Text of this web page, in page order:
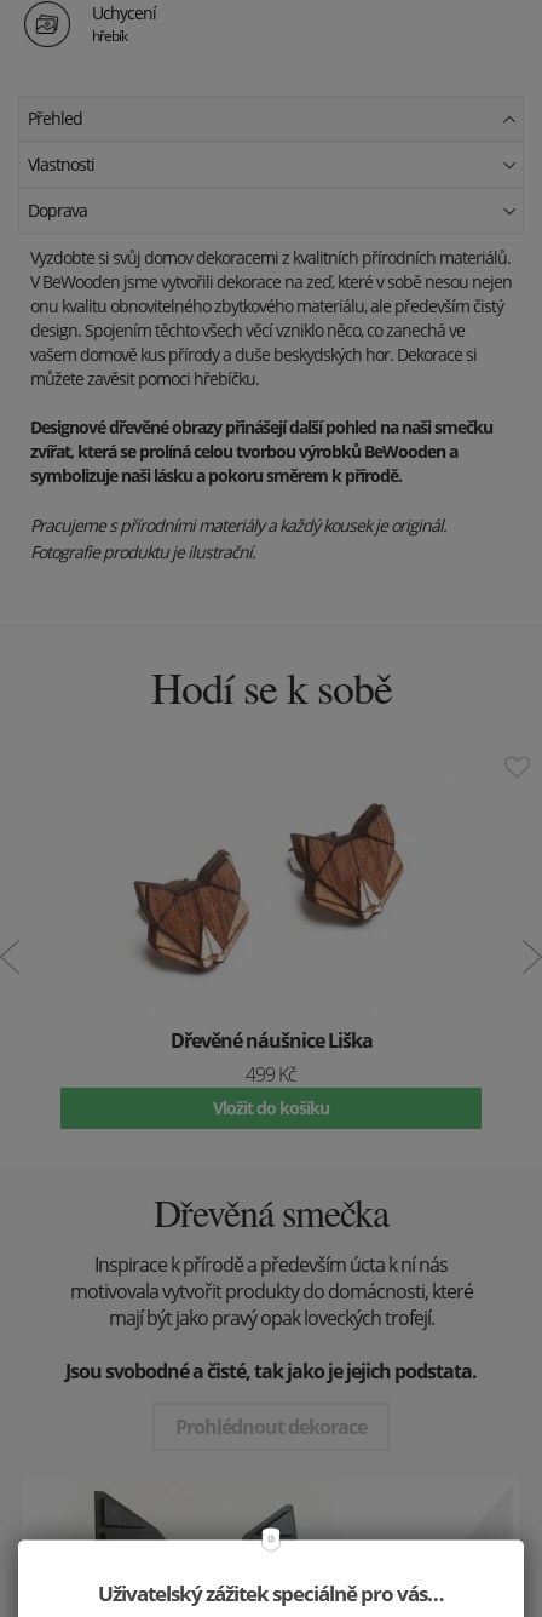
Uchycení
hřebík
Přehled
Vlastnosti
Doprava
Vyzdobte si svůj domov dekoracemi z kvalitních přírodních materiálů.
V BeWooden jsme vytvořili dekorace na zeď, které v sobě nesou nejen
onu kvalitu obnovitelného zbytkového materiálu, ale především čistý
design. Spojením těchto všech věcí vzniklo něco, co zanechá ve
vašem domově kus přírody a duše beskydských hor. Dekorace si
můžete zavěsit pomoci hřebíčku.
Designové dřevěné obrazy přinášejí další pohled na naši smečku
zvířat, která se prolíná celou tvorbou výrobků BeWooden a
symbolizuje naši lásku a pokoru směrem k přírodě.
Pracujeme s přírodními materiály a každý kousek je originál.
Fotografie produktu je ilustrační.
Hodí se k sobě
Dřevěné náušnice Liška
499 Kč
Vložit do košíku
Dřevěná smečka
Inspirace k přírodě a především úcta k ní nás
motivovala vytvořit produkty do domácnosti, které
mají být jako pravý opak loveckých trofejí.
Jsou svobodné a čisté, tak jako je jejich podstata.
Prohlédnout dekorace
Uživatelský zážitek speciálně pro vás…